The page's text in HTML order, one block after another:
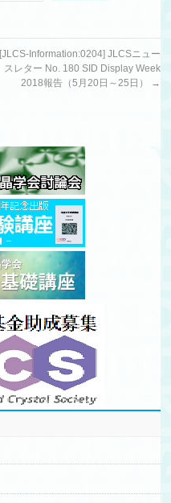
[JLCS-Information:0204] JLCSニュー
スレター No. 180 SID Display Week
2018報告（5月20日～25日）
→